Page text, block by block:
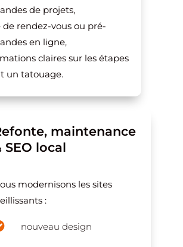
de projets,
de rendez-vous ou pré-
en ligne,
claires sur les étapes
un tatouage.
maintenance
SEO local
modernisons les sites
:
nouveau design